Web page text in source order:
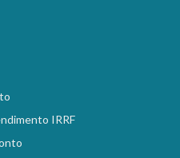
IRRF